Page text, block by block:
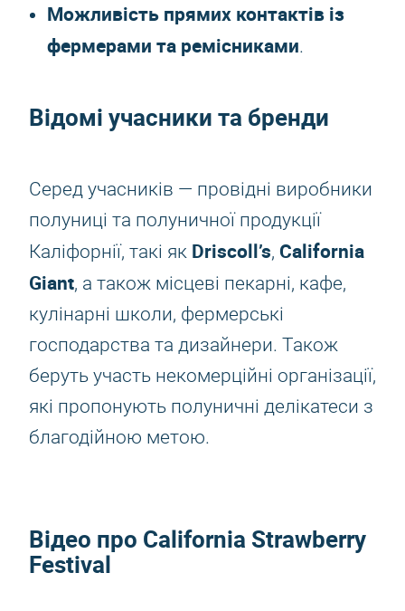
Можливість прямих контактів із
фермерами та ремісниками.
Відомі учасники та бренди
Серед учасників — провідні виробники
полуниці та полуничної продукції
Каліфорнії, такі як Driscoll’s, California
Giant, а також місцеві пекарні, кафе,
кулінарні школи, фермерські
господарства та дизайнери. Також
беруть участь некомерційні організації,
які пропонують полуничні делікатеси з
благодійною метою.
Відео про California Strawberry
Festival